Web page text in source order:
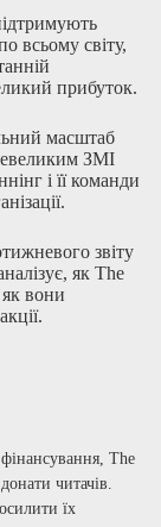
всьому світу,
прибуток.
масштаб
ЗМІ
і її команди
звіту
як The
вони
The
читачів.
їх